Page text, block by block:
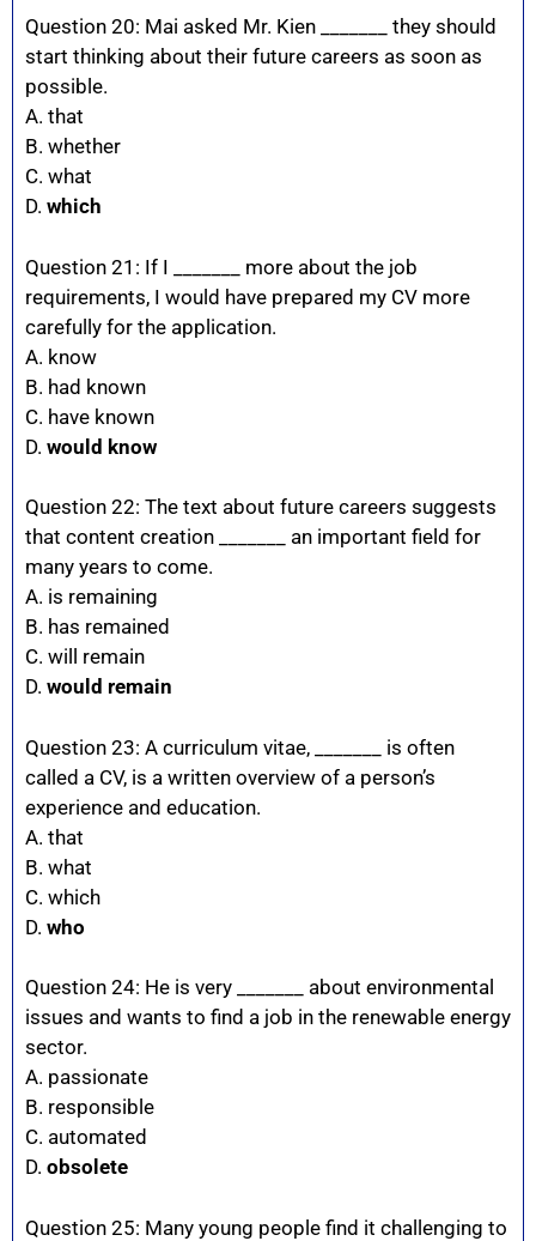
Question 20: Mai asked Mr. Kien _______ they should
start thinking about their future careers as soon as
possible.
A. that
B. whether
C. what
D. which
Question 21: If I _______ more about the job
requirements, I would have prepared my CV more
carefully for the application.
A. know
B. had known
C. have known
D. would know
Question 22: The text about future careers suggests
that content creation _______ an important field for
many years to come.
A. is remaining
B. has remained
C. will remain
D. would remain
Question 23: A curriculum vitae, _______ is often
called a CV, is a written overview of a person’s
experience and education.
A. that
B. what
C. which
D. who
Question 24: He is very _______ about environmental
issues and wants to find a job in the renewable energy
sector.
A. passionate
B. responsible
C. automated
D. obsolete
Question 25: Many young people find it challenging to